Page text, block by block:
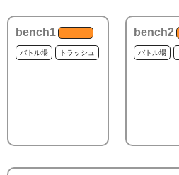
bench1
バトル場 トラッシュ
bench2
バトル場